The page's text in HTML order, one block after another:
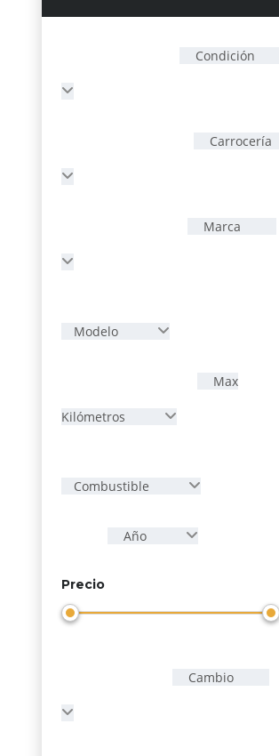
Condición
Carrocería
Marca
Modelo
Max
Kilómetros
Combustible
Año
Precio
Cambio